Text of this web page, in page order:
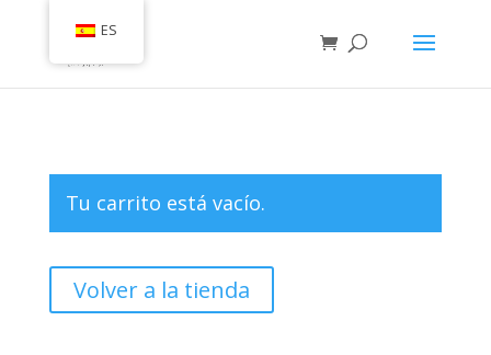
Tu carrito está vacío.
Volver a la tienda
ES